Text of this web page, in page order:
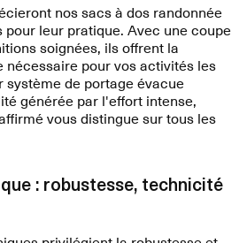
nos sacs à dos randonnée
leur pratique. Avec une coupe
soignées, ils offrent la
pour vos activités les
système de portage évacue
générée par l'effort intense,
vous distingue sur tous les
: robustesse, technicité